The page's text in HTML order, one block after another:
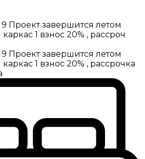
Проект завершится летом
1 взнос 20% , рассроч
Проект завершится летом
1 взнос 20% , рассрочка